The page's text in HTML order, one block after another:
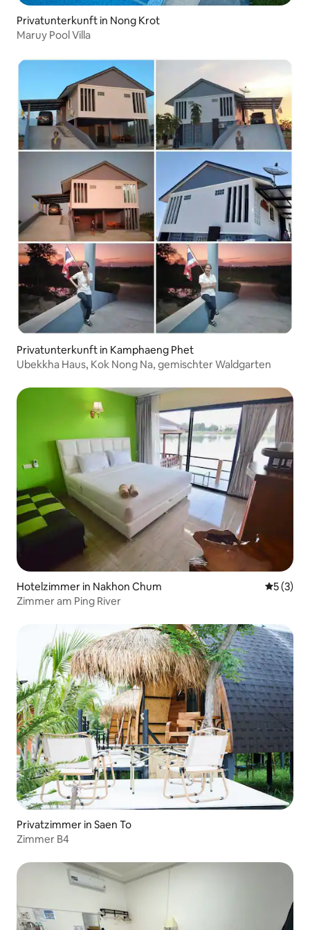
Privatunterkunft in Nong Krot
Maruy Pool Villa
Privatunterkunft in Kamphaeng Phet
Ubekkha Haus, Kok Nong Na, gemischter Waldgarten
Hotelzimmer in Nakhon Chum
5 (3)
Zimmer am Ping River
Privatzimmer in Saen To
Zimmer B4